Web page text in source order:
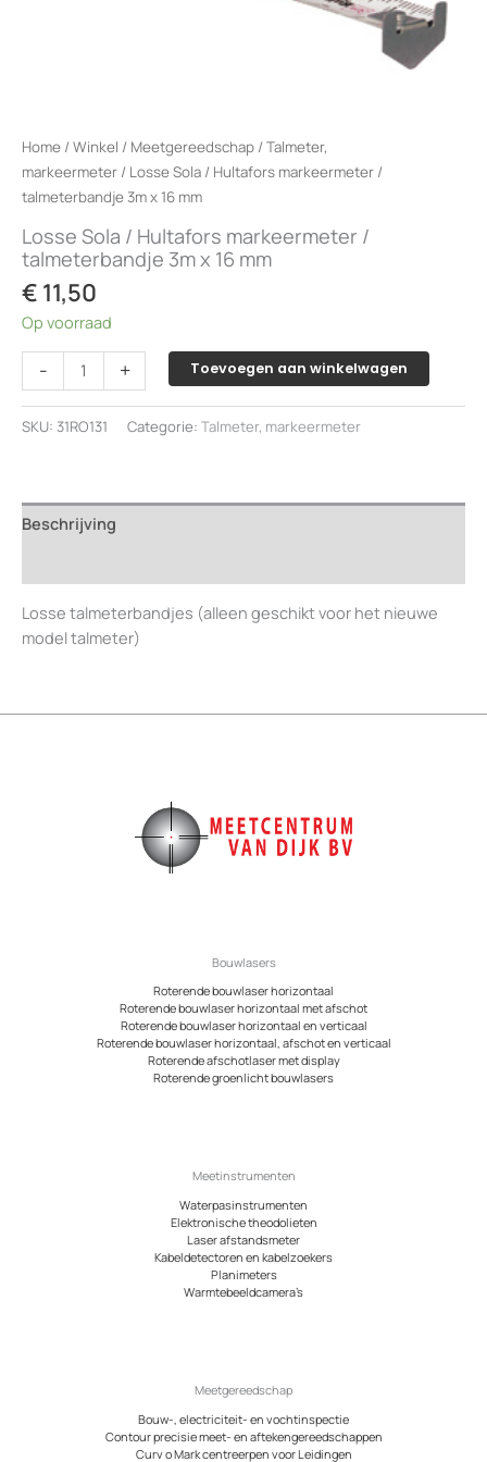
Home /Winkel / Meetgereedschap /Talmeter,
markeermeter / Losse Sola / Hultafors markeermeter /
talmeterbandje 3m x 16 mm
Losse Sola / Hultafors markeermeter /
talmeterbandje 3m x 16 mm
€ 11,50
Op voorraad
-
Sola
/
Hultafors
talmeterbandje
3m
16
mm
aantal
+ Toevoegen aan winkelwagen
SKU: 31RO131 Categorie: Talmeter, markeermeter
Beschrijving
Losse talmeterbandjes (alleen geschikt voor het nieuwe
model talmeter)
Bouwlasers
Roterende bouwlaser horizontaal
Roterende bouwlaser horizontaal met afschot
Roterende bouwlaser horizontaal en verticaal
Roterende bouwlaser horizontaal, afschot en verticaal
Roterende afschotlaser met display
Roterende groenlicht bouwlasers
Meetinstrumenten
Waterpasinstrumenten
Elektronische theodolieten
Laser afstandsmeter
Kabeldetectoren en kabelzoekers
Planimeters
Warmtebeeldcamera’s
Meetgereedschap
Bouw-, electriciteit- en vochtinspectie
Contour precisie meet- en aftekengereedschappen
Curv o Mark centreerpen voor Leidingen